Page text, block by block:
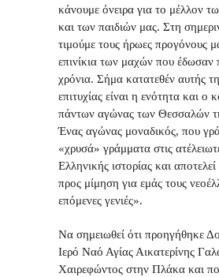
κάνουμε όνειρα για το μέλλον
και των παιδιών μας. Στη
τιμούμε τους ήρωες προγόνους
επινίκια των μαχών που έδωσαν
χρόνια. Σήμα κατατεθέν αυτής
επιτυχίας είναι η ενότητα και ο
πάντων αγώνας των Θεσσαλών
Ένας αγώνας μοναδικός, που
«χρυσά» γράμματα στις
Ελληνικής ιστορίας και
προς μίμηση για εμάς τους
επόμενες γενιές».
Να σημειωθεί ότι προηγήθηκε
Ιερό Ναό Αγίας Αικατερίνης
Χαιρεφώντος στην Πλάκα και